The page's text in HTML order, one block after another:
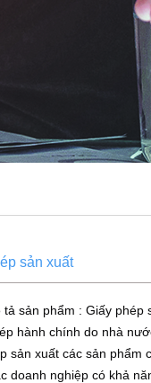
sản xuất
tả sản phẩm : Giấy phép
hành chính do nhà
sản xuất các sản phẩm
doanh nghiệp có khả